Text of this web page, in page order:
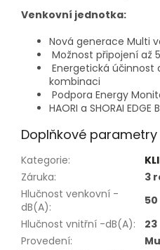
Venkovní jednotka:
Nová generace Multi
Možnost připojení až
Energetická účinnost
kombinaci
Podpora Energy
HAORI a SHORAI EDGE
Doplňkové parametry
Kategorie:
Záruka:
3
Hlučnost venkovní -
dB(A):
50
Hlučnost vnitřní -dB(A):
23
Provedení: